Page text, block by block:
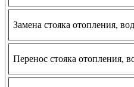
Замена стояка отопления,
Перенос стояка отопления,